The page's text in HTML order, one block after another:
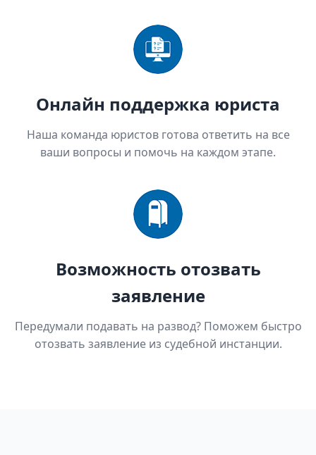
Онлайн поддержка юриста
Наша команда юристов готова ответить на все
ваши вопросы и помочь на каждом этапе.
Возможность отозвать
заявление
Передумали подавать на развод? Поможем быстро
отозвать заявление из судебной инстанции.